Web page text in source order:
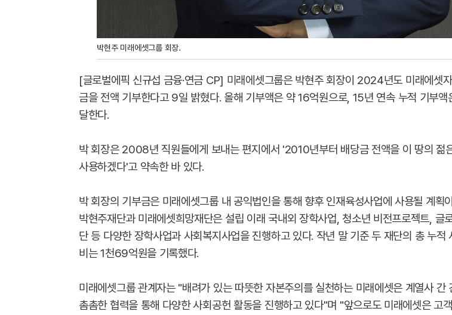
박현주 미래에셋그룹 회장.
[글로벌에픽 신규섭 금융·연금 CP] 미래에셋그룹은 박현주 회장이 2024년도 미래에셋
금을 전액 기부한다고 9일 밝혔다. 올해 기부액은 약 16억원으로, 15년 연속 누적 기부액
달한다.
박 회장은 2008년 직원들에게 보내는 편지에서 '2010년부터 배당금 전액을 이 땅의 젊
사용하겠다'고 약속한 바 있다.
박 회장의 기부금은 미래에셋그룹 내 공익법인을 통해 향후 인재육성사업에 사용될 계획
박현주재단과 미래에셋희망재단은 설립 이래 국내외 장학사업, 청소년 비전프로젝트, 글
단 등 다양한 장학사업과 사회복지사업을 진행하고 있다. 작년 말 기준 두 재단의 총 누적
비는 1천69억원을 기록했다.
미래에셋그룹 관계자는 "배려가 있는 따뜻한 자본주의를 실천하는 미래에셋은 계열사 간
촘촘한 협력을 통해 다양한 사회공헌 활동을 진행하고 있다"며 "앞으로도 미래에셋은 고